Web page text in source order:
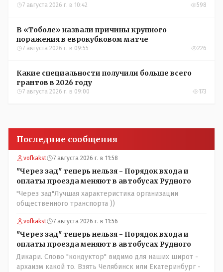
Александры Алёховой
7 августа 2026 г. в 10:42 598
В «Тоболе» назвали причины крупного
поражения в еврокубковом матче
7 августа 2026 г. в 09:55 226
Какие специальности получили больше всего
грантов в 2026 году
7 августа 2026 г. в 09:00 173
Последние сообщения
vofkakst 7 августа 2026 г. в 11:58
"Через зад" теперь нельзя - Порядок входа и
оплаты проезда меняют в автобусах Рудного
"Через зад"Лучшая характеристика организации
общественного транспорта ))
vofkakst 7 августа 2026 г. в 11:56
"Через зад" теперь нельзя - Порядок входа и
оплаты проезда меняют в автобусах Рудного
Дикари. Слово "кондуктор" видимо для наших широт -
архаизм какой то. Взять Челябинск или Екатеринбург -